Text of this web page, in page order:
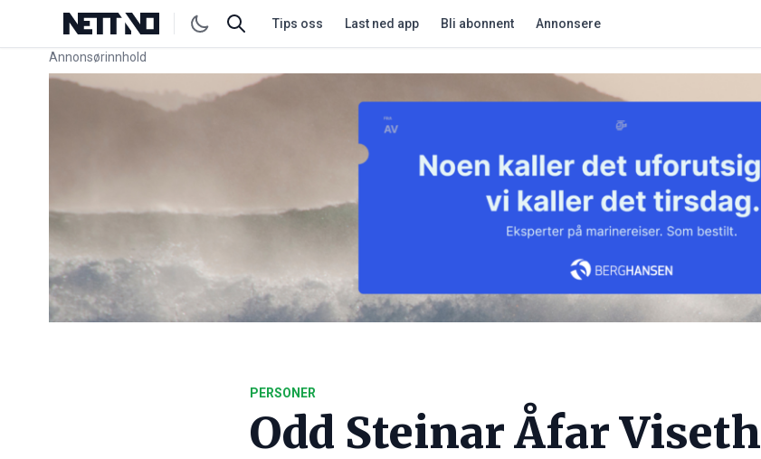
Tips oss Last ned app Bli abonnent Annonsere
Annonsørinnhold
Link for annonse
PERSONER
Odd Steinar Åfar Viseth